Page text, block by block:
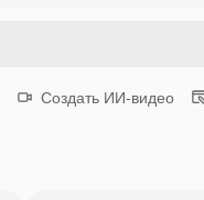
Создать ИИ-видео